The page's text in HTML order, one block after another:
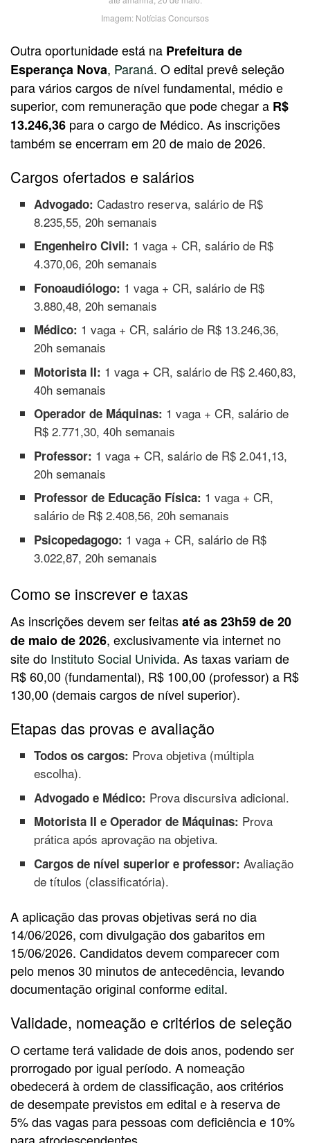
Imagem: Notícias Concursos
Outra oportunidade está na Prefeitura de
Esperança Nova, Paraná. O edital prevê seleção
para vários cargos de nível fundamental, médio e
superior, com remuneração que pode chegar a R$
13.246,36 para o cargo de Médico. As inscrições
também se encerram em 20 de maio de 2026.
Cargos ofertados e salários
Advogado: Cadastro reserva, salário de R$
8.235,55, 20h semanais
Engenheiro Civil: 1 vaga + CR, salário de R$
4.370,06, 20h semanais
Fonoaudiólogo: 1 vaga + CR, salário de R$
3.880,48, 20h semanais
Médico: 1 vaga + CR, salário de R$ 13.246,36,
20h semanais
Motorista II: 1 vaga + CR, salário de R$ 2.460,83,
40h semanais
Operador de Máquinas: 1 vaga + CR, salário de
R$ 2.771,30, 40h semanais
Professor: 1 vaga + CR, salário de R$ 2.041,13,
20h semanais
Professor de Educação Física: 1 vaga + CR,
salário de R$ 2.408,56, 20h semanais
Psicopedagogo: 1 vaga + CR, salário de R$
3.022,87, 20h semanais
Como se inscrever e taxas
As inscrições devem ser feitasaté as 23h59 de 20
de maio de 2026, exclusivamente via internet no
site do Instituto Social Univida. As taxas variam de
R$ 60,00 (fundamental), R$ 100,00 (professor) a R$
130,00 (demais cargos de nível superior).
Etapas das provas e avaliação
Todos os cargos: Prova objetiva (múltipla
escolha).
Advogado e Médico: Prova discursiva adicional.
Motorista II e Operador de Máquinas: Prova
prática após aprovação na objetiva.
Cargos de nível superior e professor: Avaliação
de títulos (classificatória).
A aplicação das provas objetivas será no dia
14/06/2026, com divulgação dos gabaritos em
15/06/2026. Candidatos devem comparecer com
pelo menos 30 minutos de antecedência, levando
documentação original conformeedital.
Validade, nomeação e critérios de seleção
O certame terá validade de dois anos, podendo ser
prorrogado por igual período. A nomeação
obedecerá à ordem de classificação, aos critérios
de desempate previstos em edital e à reserva de
5% das vagas para pessoas com deficiência e 10%